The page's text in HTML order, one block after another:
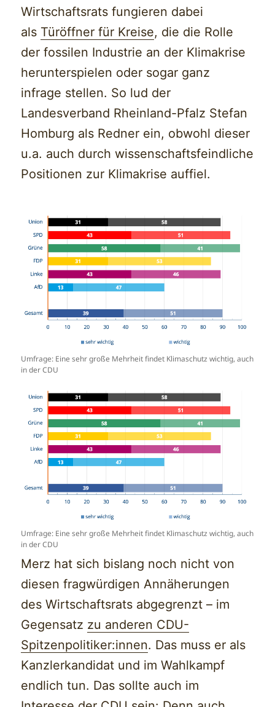
Wirtschaftsrats fungieren dabei
als Türöffner für Kreise, die die Rolle
der fossilen Industrie an der Klimakrise
herunterspielen oder sogar ganz
infrage stellen. So lud der
Landesverband Rheinland-Pfalz Stefan
Homburg als Redner ein, obwohl dieser
u.a. auch durch wissenschaftsfeindliche
Positionen zur Klimakrise auffiel.
Umfrage: Eine sehr große Mehrheit findet Klimaschutz wichtig, auch
in der CDU
Umfrage: Eine sehr große Mehrheit findet Klimaschutz wichtig, auch
in der CDU
Merz hat sich bislang noch nicht von
diesen fragwürdigen Annäherungen
des Wirtschaftsrats abgegrenzt – im
Gegensatz zu anderen CDU-
Spitzenpolitiker:innen. Das muss er als
Kanzlerkandidat und im Wahlkampf
endlich tun. Das sollte auch im